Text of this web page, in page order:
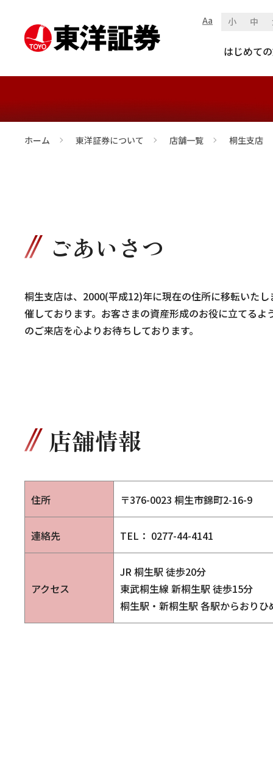
Aa 小 中
はじめて
桐生支店
ホーム >
東洋証券について >
店舗一覧 >
桐生支店
ごあいさつ
桐生支店は、2000(平成12)年に現在の住所に移転いた
催しております。お客さまの資産形成のお役に立てる
のご来店を心よりお待ちしております。
店舗情報
住所 〒376-0023 桐生市錦町2-16-9
連絡先 TEL： 0277-44-4141
アクセス
JR 桐生駅 徒歩20分
東武桐生線 新桐生駅 徒歩15分
桐生駅・新桐生駅 各駅からおり